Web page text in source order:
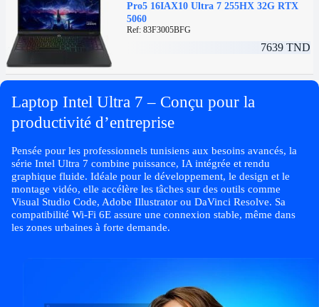
Pro5 16IAX10 Ultra 7 255HX 32G RTX
5060
Ref: 83F3005BFG
7639 TND
Laptop Intel Ultra 7 – Conçu pour la
productivité d’entreprise
Pensée pour les professionnels tunisiens aux besoins avancés, la
série Intel Ultra 7 combine puissance, IA intégrée et rendu
graphique fluide. Idéale pour le développement, le design et le
montage vidéo, elle accélère les tâches sur des outils comme
Visual Studio Code, Adobe Illustrator ou DaVinci Resolve. Sa
compatibilité Wi-Fi 6E assure une connexion stable, même dans
les zones urbaines à forte demande.